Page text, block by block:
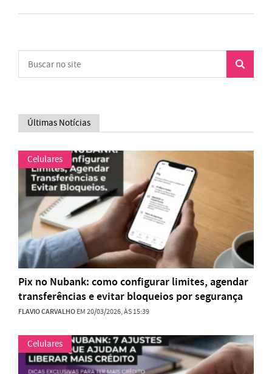
Últimas Notícias
Celulares
Pix no Nubank: como configurar limites, agendar
transferências e evitar bloqueios por segurança
FLAVIO CARVALHOEM 20/03/2026, ÀS 15:39
Celulares